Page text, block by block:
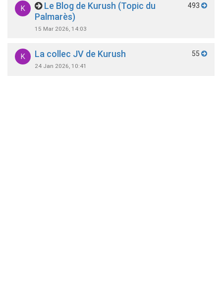
K
Le Blog de Kurush (Topic du
Palmarès)
15 Mar 2026, 14:03
493
K La collec JV de Kurush
24 Jan 2026, 10:41
55